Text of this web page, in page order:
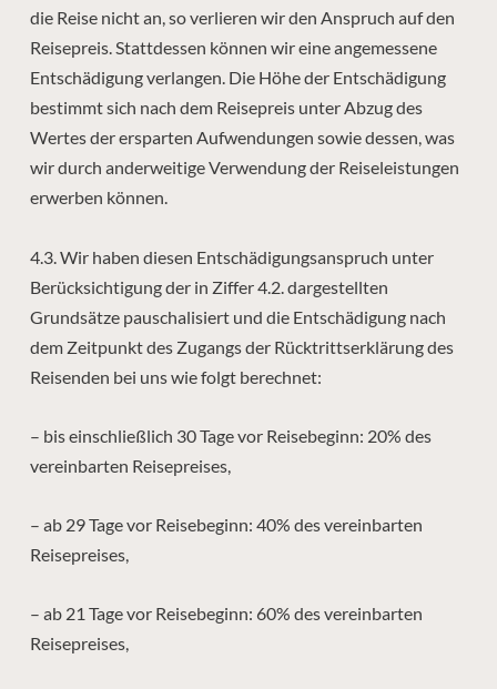
die Reise nicht an, so verlieren wir den Anspruch auf den
Reisepreis. Stattdessen können wir eine angemessene
Entschädigung verlangen. Die Höhe der Entschädigung
bestimmt sich nach dem Reisepreis unter Abzug des
Wertes der ersparten Aufwendungen sowie dessen, was
wir durch anderweitige Verwendung der Reiseleistungen
erwerben können.
4.3. Wir haben diesen Entschädigungsanspruch unter
Berücksichtigung der in Ziffer 4.2. dargestellten
Grundsätze pauschalisiert und die Entschädigung nach
dem Zeitpunkt des Zugangs der Rücktrittserklärung des
Reisenden bei uns wie folgt berechnet:
– bis einschließlich 30 Tage vor Reisebeginn: 20% des
vereinbarten Reisepreises,
– ab 29 Tage vor Reisebeginn: 40% des vereinbarten
Reisepreises,
– ab 21 Tage vor Reisebeginn: 60% des vereinbarten
Reisepreises,